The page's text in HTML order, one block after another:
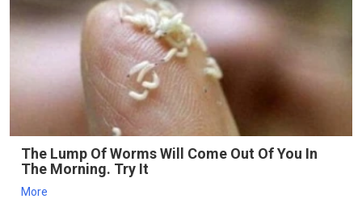
The Lump Of Worms Will Come Out Of You In
The Morning. Try It
More